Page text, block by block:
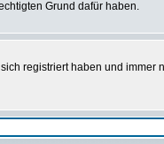
Grund dafür haben.
registriert haben und